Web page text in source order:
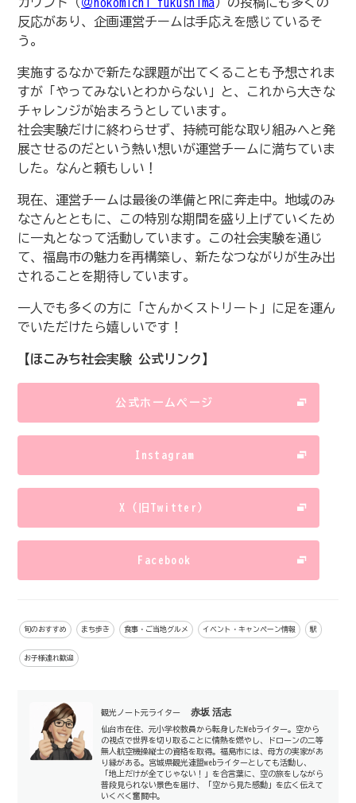
反応があり、企画運営チームは手応えを感じているそ
う。
実施するなかで新たな課題が出てくることも予想されま
すが「やってみないとわからない」と、これから大きな
チャレンジが始まろうとしています。
社会実験だけに終わらせず、持続可能な取り組みへと発
展させるのだという熱い想いが運営チームに満ちていま
した。なんと頼もしい！
現在、運営チームは最後の準備とPRに奔走中。地域のみ
なさんとともに、この特別な期間を盛り上げていくため
に一丸となって活動しています。この社会実験を通じ
て、福島市の魅力を再構築し、新たなつながりが生み出
されることを期待しています。
一人でも多くの方に「さんかくストリート」に足を運ん
でいただけたら嬉しいです！
【ほこみち社会実験 公式リンク】
公式ホームページ
Instagram
X（旧Twitter）
Facebook
旬のおすすめ まち歩き 食事・ご当地グルメ イベント・キャンペーン情報 駅
お子様連れ歓迎
観光ノート元ライター 赤坂 活志
仙台市在住、元小学校教員から転身したWebライター。空から
の視点で世界を切り取ることに情熱を燃やし、ドローンの二等
無人航空機操縦士の資格を取得。福島市には、母方の実家があ
り縁がある。宮城県観光連盟webライターとしても活動し、
「地上だけが全てじゃない！」を合言葉に、空の旅をしながら
普段見られない景色を届け、「空から見た感動」を広く伝えて
いくべく奮闘中。